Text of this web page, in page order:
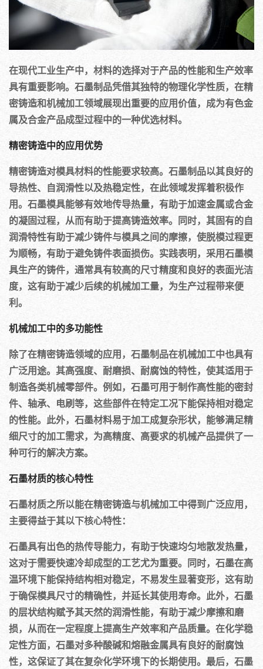
在现代工业生产中，材料的选择对于产品的性能和生产效率
具有重要影响。石墨制品凭借其独特的物理化学性质，在精
密铸造和机械加工领域展现出重要的应用价值，成为有色金
属及合金产品成型过程中的一种优选材料。
精密铸造中的应用优势
精密铸造对模具材料的性能要求较高。石墨制品以其良好的
导热性、自润滑性以及热稳定性，在此领域发挥着积极作
用。石墨模具能够有效地传导热量，有助于加速金属或合金
的凝固过程，从而有助于提高铸造效率。同时，其固有的自
润滑特性有助于减少铸件与模具之间的摩擦，使脱模过程更
为顺畅，有助于避免铸件表面损伤。实践表明，采用石墨模
具生产的铸件，通常具有较高的尺寸精度和良好的表面光洁
度，这有助于减少后续的机械加工量，为生产过程带来便
利。
机械加工中的多功能性
除了在精密铸造领域的应用，石墨制品在机械加工中也具有
广泛用途。其高强度、耐磨损、耐腐蚀的特性，使其适用于
制造各类机械零部件。例如，石墨可用于制作高性能的密封
件、轴承、电刷等，这些部件在特定工况下能保持相对稳定
的性能。此外，石墨材料易于加工成复杂形状，能够满足精
细尺寸的加工需求，为高精度、高要求的机械产品提供了一
种可行的解决方案。
石墨材质的核心特性
石墨材质之所以能在精密铸造与机械加工中得到广泛应用，
主要得益于其以下核心特性：
石墨具有出色的热传导能力，有助于快速均匀地散发热量，
这对于需要快速冷却成型的工艺尤为重要。同时，石墨在高
温环境下能保持结构相对稳定，不易发生显著变形，这有助
于确保模具尺寸的精确性，并延长其使用寿命。此外，石墨
的层状结构赋予其天然的润滑性能，有助于减少摩擦和磨
损，从而在一定程度上提高生产效率和产品质量。在化学稳
定性方面，石墨对多种酸碱和熔融金属具有良好的耐腐蚀
性，这保证了其在复杂化学环境下的长期使用。最后，石墨